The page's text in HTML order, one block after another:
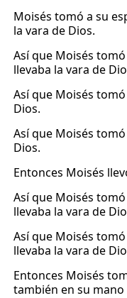
Moisés tomó a su
la vara de Dios.
Así que Moisés
llevaba la vara de
Así que Moisés
Dios.
Así que Moisés
Dios.
Entonces Moisés
Así que Moisés
llevaba la vara de
Así que Moisés
llevaba la vara de
Entonces Moisés
también en su mano